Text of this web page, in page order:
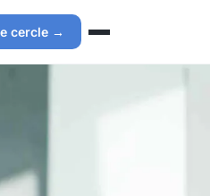
cercle →